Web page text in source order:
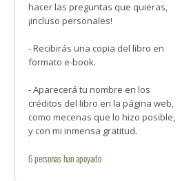
hacer las preguntas que quieras,
¡incluso personales!
- Recibirás una copia del libro en
formato e-book.
- Aparecerá tu nombre en los
créditos del libro en la página web,
como mecenas que lo hizo posible,
y con mi inmensa gratitud.
6personashan apoyado